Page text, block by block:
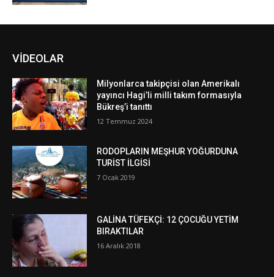
VİDEOLAR
Milyonlarca takipçisi olan Amerikalı
yayıncı Hagi’li milli takım formasıyla
Bükreş’i tanıttı
12 Temmuz 2024
RODOPLARIN MEŞHUR YOĞURDUNA
TURİST İLGİSİ
7 Ocak 2019
GALİNA TÜFEKÇİ: 12 ÇOCUĞU YETİM
BIRAKTILAR
16 Aralık 2018